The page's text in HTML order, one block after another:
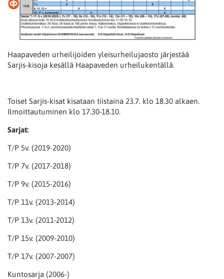
Haapaveden urheilijoiden yleisurheilujaosto järjestää
Sarjis-kisoja kesällä Haapaveden urheilukentällä.
Toiset Sarjis-kisat kisataan tiistaina 23.7. klo 18.30 alkaen.
Ilmoittautuminen klo 17.30-18.10.
Sarjat:
T/P 5v. (2019-2020)
T/P 7v. (2017-2018)
T/P 9v. (2015-2016)
T/P 11v. (2013-2014)
T/P 13v. (2011-2012)
T/P 15v. (2009-2010)
T/P 17v. (2007-2007)
Kuntosarja (2006-)